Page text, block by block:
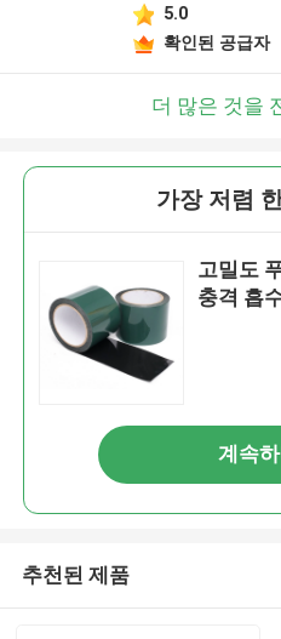
5.0
확인된 공급자
더 많은 것을
가장 저렴
고밀도
충격 흡
계속
추천된 제품